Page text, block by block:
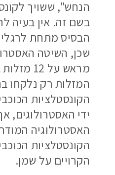
הנחש", ששויך
בשם זה. אין בעיה
הבסיס מתחת
שכן, השיטה
מראש על
המזלות רק נלקחו
הקונסטלציות
ידי האסטרולוגים,
האסטרולוגיה
הקונסטלציות
הקרויים על שמן.